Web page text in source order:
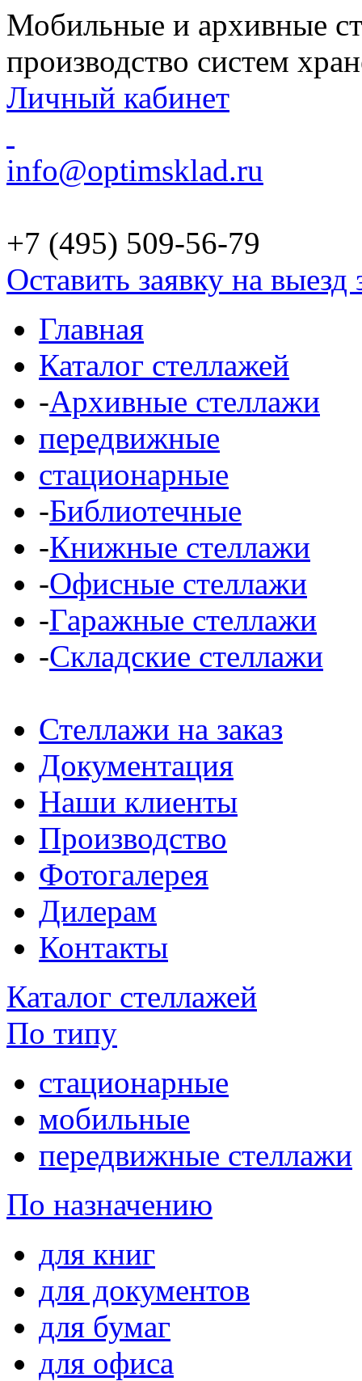
Мобильные и архивные
производство систем
Личный кабинет
info@optimsklad.ru
+7 (495) 509-56-79
Оставить заявку на
Главная
Каталог стеллажей
-Архивные стеллажи
передвижные
стационарные
-Библиотечные
-Книжные стеллажи
-Офисные стеллажи
-Гаражные стеллажи
-Складские стеллажи
Стеллажи на заказ
Документация
Наши клиенты
Производство
Фотогалерея
Дилерам
Контакты
Каталог стеллажей
По типу
стационарные
мобильные
передвижные стеллажи
По назначению
для книг
для документов
для бумаг
для офиса